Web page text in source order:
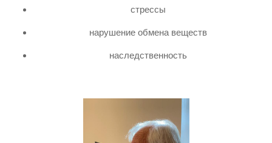
стрессы
нарушение обмена веществ
наследственность